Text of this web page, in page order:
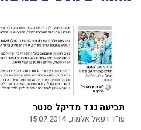
תביעה נגד מדיקל סנטר
עו"ד רפאל אלמוג, 15.07.2014